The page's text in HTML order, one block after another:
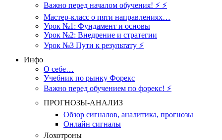
Важно перед началом обучения! ⚡ ⚡
Мастер-класс о пяти направлениях…
Урок №1: Фундамент и основы
Урок №2: Внедрение и стратегии
Урок №3 Пути к результату ⚡️
Инфо
О себе…
Учебник по рынку Форекс
Важно перед обучением по форекс! ⚡
ПРОГНОЗЫ-АНАЛИЗ
Обзор сигналов, аналитика, прогнозы
Онлайн сигналы
Лохотроны